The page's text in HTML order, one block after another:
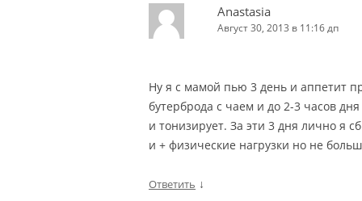
Anastasia
Август 30, 2013 в 11:16 дп
Ну я с мамой пью 3 день и аппетит
бутерброда с чаем и до 2-3 часов
и тонизирует. За эти 3 дня лично я
и + физические нагрузки но не
Ответить ↓